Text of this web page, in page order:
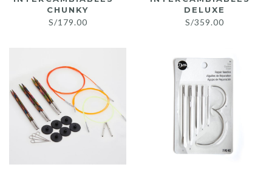
CHUNKY
S/179.00
DELUXE
S/359.00